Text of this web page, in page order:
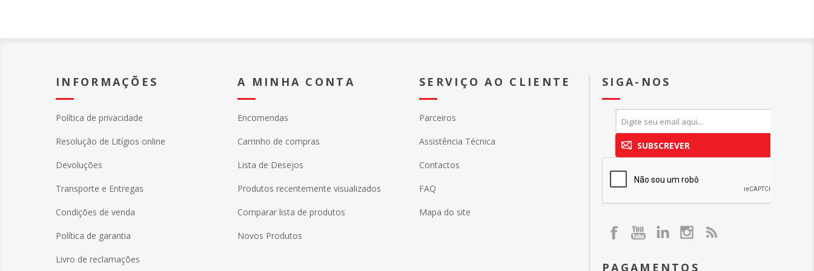
Características:
✅ Esvaziamento sem pó
✅ Grande capacidade
✅ Longa Autonomia
✅ Desempenho máximo
✅ Leve e fácil de usar.
INFORMAÇÕES
Política de privacidade
Resolução de Litígios online
Devoluções
Transporte e Entregas
Condições de venda
Política de garantia
Livro de reclamações
A MINHA CONTA
Encomendas
Carrinho de compras
Lista de Desejos
Produtos recentemente visualizados
Comparar lista de produtos
Novos Produtos
SERVIÇO AO CLIENTE
Parceiros
Assistência Técnica
Contactos
FAQ
Mapa do site
SIGA-NOS
SUBSCREVER
PAGAMENTOS